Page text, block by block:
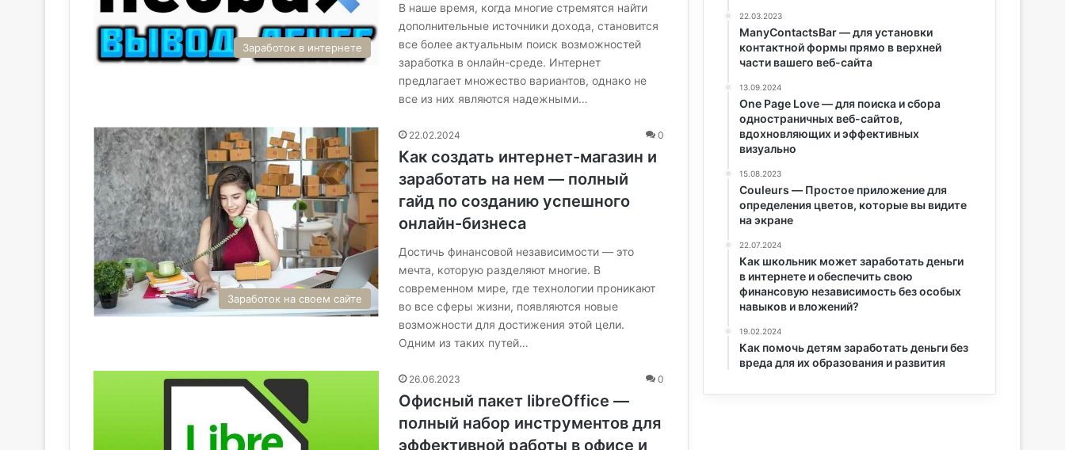
Заработок в интернете
В наше время, когда многие стремятся найти
дополнительные источники дохода, становится
все более актуальным поиск возможностей
заработка в онлайн-среде. Интернет
предлагает множество вариантов, однако не
все из них являются надежными…
Заработок на своем сайте
22.02.2024 0
Как создать интернет-магазин и
заработать на нем — полный
гайд по созданию успешного
онлайн-бизнеса
Достичь финансовой независимости — это
мечта, которую разделяют многие. В
современном мире, где технологии проникают
во все сферы жизни, появляются новые
возможности для достижения этой цели.
Одним из таких путей…
26.06.2023 0
Офисный пакет libreOffice —
полный набор инструментов для
эффективной работы в офисе и
22.03.2023
ManyContactsBar — для установки
контактной формы прямо в верхней
части вашего веб-сайта
13.09.2024
One Page Love — для поиска и сбора
одностраничных веб-сайтов,
вдохновляющих и эффективных
визуально
15.08.2023
Couleurs — Простое приложение для
определения цветов, которые вы видите
на экране
22.07.2024
Как школьник может заработать деньги
в интернете и обеспечить свою
финансовую независимость без особых
навыков и вложений?
19.02.2024
Как помочь детям заработать деньги без
вреда для их образования и развития